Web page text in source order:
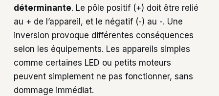
déterminante. Le pôle positif (+) doit être relié
au + de l’appareil, et le négatif (-) au -. Une
inversion provoque différentes conséquences
selon les équipements. Les appareils simples
comme certaines LED ou petits moteurs
peuvent simplement ne pas fonctionner, sans
dommage immédiat.